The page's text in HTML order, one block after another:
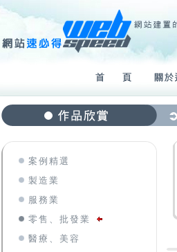
案例精選
製造業
服務業
零售、批發業
醫療、美容